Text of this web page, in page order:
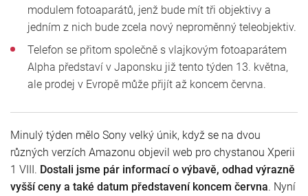
modulem fotoaparátů, jenž bude mít tři objektivy a
jedním z nich bude zcela nový neproměnný teleobjektiv.
Telefon se přitom společně s vlajkovým fotoaparátem
Alpha představí v Japonsku již tento týden 13. května,
ale prodej v Evropě může přijít až koncem června.
Minulý týden mělo Sony velký únik, když se na dvou
různých verzích Amazonu objevil web pro chystanou Xperii
1 VIII. Dostali jsme pár informací o výbavě, odhad výrazně
vyšší ceny a také datum představení koncem června. Nyní